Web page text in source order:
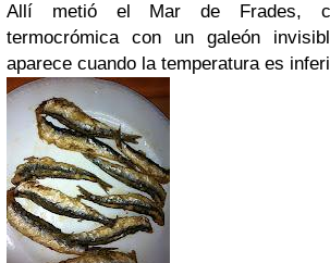
Allí metió el Mar de Frades,
termocrómica con un galeón
aparece cuando la temperatura es